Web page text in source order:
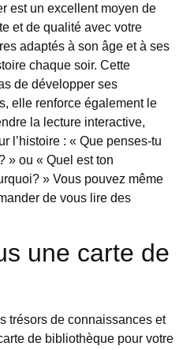
est un excellent moyen de
et de qualité avec votre
adaptés à son âge et à ses
chaque soir. Cette
de développer ses
elle renforce également le
la lecture interactive,
l’histoire : « Que penses-tu
» ou « Quel est ton
» Vous pouvez même
de vous lire des
une carte de
trésors de connaissances et
de bibliothèque pour votre